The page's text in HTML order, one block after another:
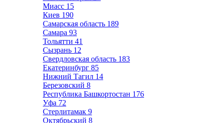
Миасс 15
Киев 190
Самарская область 189
Самара 93
Тольятти 41
Сызрань 12
Свердловская область 183
Екатеринбург 85
Нижний Тагил 14
Березовский 8
Республика Башкортостан 176
Уфа 72
Стерлитамак 9
Октябрьский 8